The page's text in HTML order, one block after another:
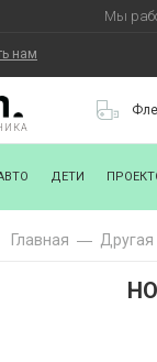
Мы
нам
ДЕТИ
Главная Другая